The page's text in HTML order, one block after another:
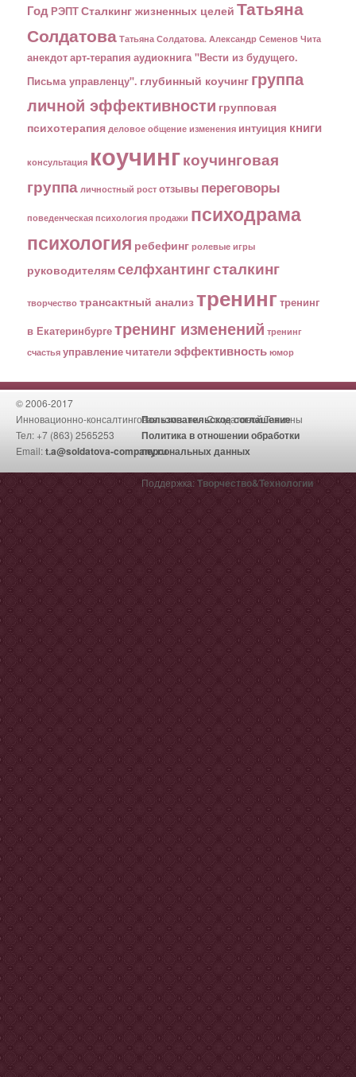
Год РЭПТСталкинг жизненных целей Татьяна
Солдатова Татьяна Солдатова. Александр Семенов Чита
анекдотарт-терапия аудиокнига "Вести из будущего.
Письма управленцу". глубинный коучинг группа
личной эффективности групповая
психотерапия деловое общение изменения интуиция книги
консультация коучингкоучинговая
группа личностный рост отзывы переговоры
поведенческая психология продажи психодрама
психология ребефинг ролевые игры
руководителямселфхантингсталкинг
творчество трансактный анализтренинг тренинг
в Екатеринбургетренинг изменений тренинг
счастья управлениечитатели эффективность юмор
© 2006-2017
Инновационно-консалтинговая компания Солдатовой Татьяны
Тел: +7 (863) 2565253
Email:t.a@soldatova-company.ru
Пользовательское соглашение
Политика в отношении обработки
персональных данных
Поддержка: Творчество&Технологии